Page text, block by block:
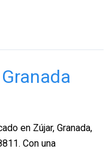
en Zújar, Granada,
Con una